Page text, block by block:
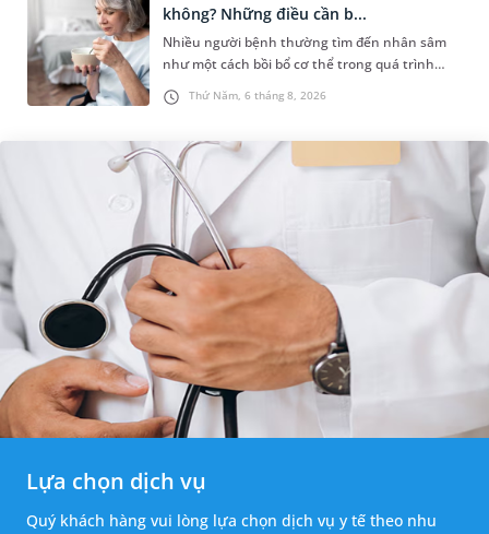
Thứ Năm, 6 tháng 8, 2026
không? Những điều cần b...
Nhiều người bệnh thường tìm đến nhân sâm
như một cách bồi bổ cơ thể trong quá trình
điều trị ung thư. Tuy nhiên, câu hỏi người bị
ung thư có uống được sâm kh...
Lựa chọn dịch vụ
Quý khách hàng vui lòng lựa chọn dịch vụ y tế theo nhu